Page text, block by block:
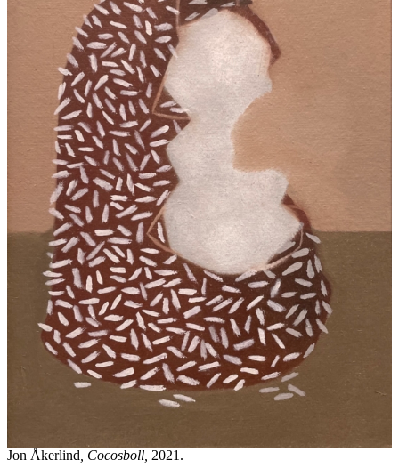
Jon Åkerlind , Cocosboll, 2021.